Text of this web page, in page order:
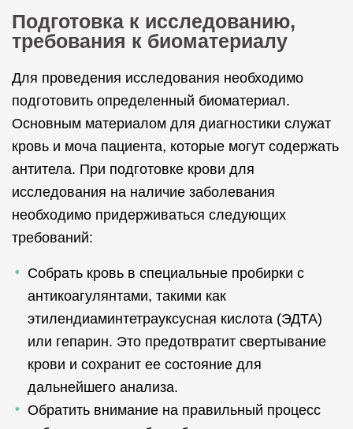
Подготовка к исследованию,
требования к биоматериалу
Для проведения исследования необходимо
подготовить определенный биоматериал.
Основным материалом для диагностики служат
кровь и моча пациента, которые могут содержать
антитела. При подготовке крови для
исследования на наличие заболевания
необходимо придерживаться следующих
требований:
Собрать кровь в специальные пробирки с
антикоагулянтами, такими как
этилендиаминтетрауксусная кислота (ЭДТА)
или гепарин. Это предотвратит свертывание
крови и сохранит ее состояние для
дальнейшего анализа.
Обратить внимание на правильный процесс